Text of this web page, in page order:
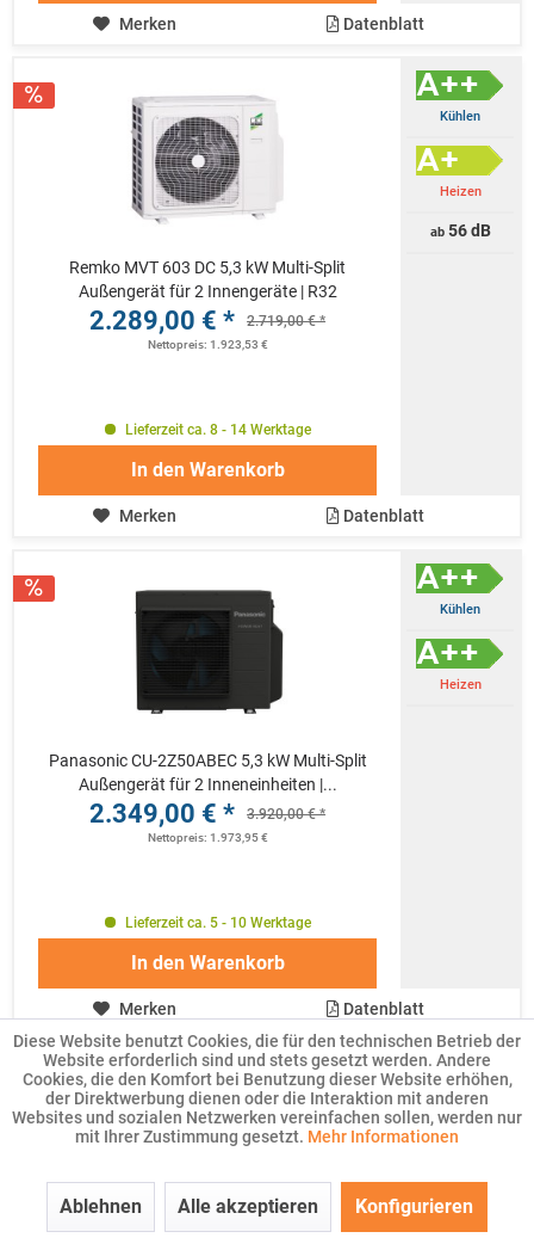
Merken Datenblatt
Remko MVT 603 DC 5,3 kW Multi-Split
Außengerät für 2 Innengeräte | R32
2.289,00 € * 2.719,00 € *
Nettopreis: 1.923,53 €
Kühlen
Heizen
ab56 dB
Lieferzeit ca. 8 - 14 Werktage
In den Warenkorb
Merken Datenblatt
Panasonic CU-2Z50ABEC 5,3 kW Multi-Split
Außengerät für 2 Inneneinheiten |...
2.349,00 € * 3.920,00 € *
Nettopreis: 1.973,95 €
Kühlen
Heizen
Lieferzeit ca. 5 - 10 Werktage
In den Warenkorb
Merken Datenblatt
Kühlen
Diese Website benutzt Cookies, die für den technischen Betrieb der
Website erforderlich sind und stets gesetzt werden. Andere
Cookies, die den Komfort bei Benutzung dieser Website erhöhen,
der Direktwerbung dienen oder die Interaktion mit anderen
Websites und sozialen Netzwerken vereinfachen sollen, werden nur
mit Ihrer Zustimmung gesetzt. Mehr Informationen
Ablehnen Alle akzeptieren Konfigurieren